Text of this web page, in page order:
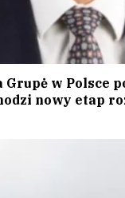
Grupė w Polsce
nowy etap